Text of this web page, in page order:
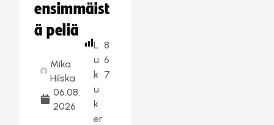
ensimmäist
ä peliä
Mika
Hilska
06.08.
2026
L
u
k
u
k
er
8
6
7